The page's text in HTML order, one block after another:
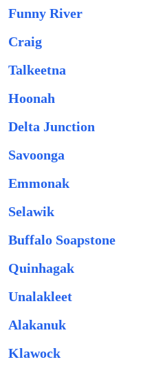
Funny River
Craig
Talkeetna
Hoonah
Delta Junction
Savoonga
Emmonak
Selawik
Buffalo Soapstone
Quinhagak
Unalakleet
Alakanuk
Klawock